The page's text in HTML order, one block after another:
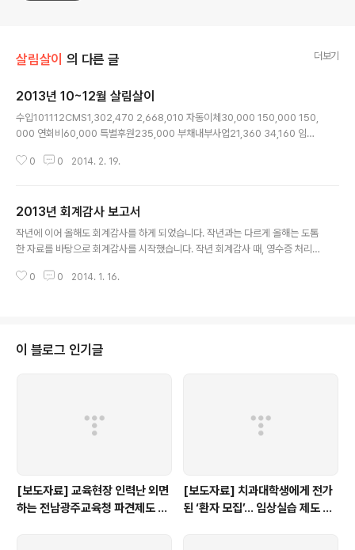
살림살이 의 다른 글 더보기
2013년 10~12월 살림살이
수입101112CMS1,302,470 2,668,010 자동이체30,000 150,000 150,
000 연회비60,000 특별후원235,000 부채내부사업21,360 34,160 임대
30 5,505,000 2,882,825 지출10 11 12 급여900,000 2,700,000 임대
250,500 250,000 내부사업주유우편료3,700 소식지전기료6,390 15,14
0 문자, 팩스30,000 50,450 수리비28,500 홈페이지 관리1..
0 0 2014. 2. 19.
2013년 회계감사 보고서
작년에 이어 올해도 회계감사를 하게 되었습니다. 작년과는 다르게 올해는 도톰
한 자료를 바탕으로 회계감사를 시작했습니다. 작년 회계감사 때, 영수증 처리
쪼개어 회계정리를 해주셨을 텐데 제가 괜히 번거로움을 주었던 부분인 것 같아
장으로 사용했는데, 이제는 법인 통장으로 발급받아 사용하고 있답니다. 고생하
셨습니다. 2. 작년에는 통장에 찍혀있는 입‧출금 내역을 보면서 감사를 진행했
0 0 2014. 1. 16.
이 블로그 인기글
[보도자료] 교육현장 인력난 외면
하는 전남광주교육청 파견제도 재
[보도자료] 치과대학생에게 전가
된 ‘환자 모집’… 임상실습 제도 개